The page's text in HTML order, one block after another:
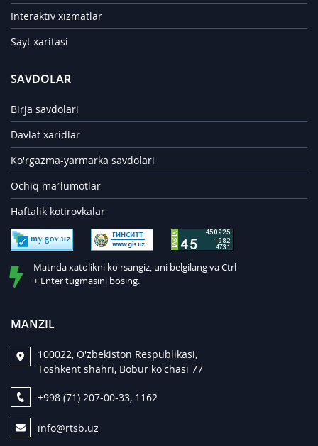
Interaktiv xizmatlar
Sayt xaritasi
SAVDOLAR
Birja savdolari
Davlat xaridlar
Ko'rgazma-yarmarka savdolari
Ochiq ma’lumotlar
Haftalik kotirovkalar
Matnda xatolikni ko'rsangiz, uni belgilang va Ctrl
+ Enter tugmasini bosing.
MANZIL
100022, O'zbekiston Respublikasi,
Toshkent shahri, Bobur ko'chasi 77
+998 (71) 207-00-33, 1162
info@rtsb.uz